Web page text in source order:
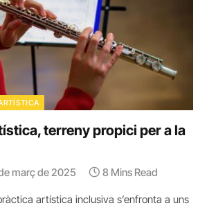
terreny propici per a la
març de 2025 8 Mins Read
artística inclusiva s’enfronta a uns